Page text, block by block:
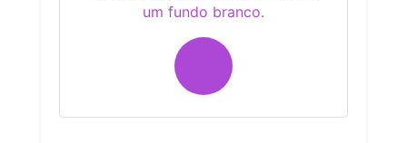
um fundo branco.